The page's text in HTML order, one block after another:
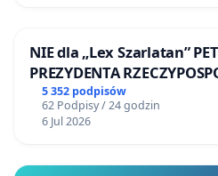
NIE dla „Lex Szarlatan”
PREZYDENTA
5 352 podpisów
62 Podpisy / 24 godzin
6 Jul 2026